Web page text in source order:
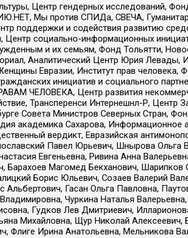
Центр гендерных исследований,
Мы против СПИДа, СВЕЧА,
поддержки и содействия развитию
Центр социально-информационных
и их семьям, Фонд Тольятти,
Аналитический Центр Юрия Левады,
Евразии, Институт прав человека,
инициатив и социального
ЧЕЛОВЕКА, Центр развития
Трансперенси Интернешнл-Р, Центр
Совета Министров Северных Стран,
академика Сахарова, Информационное
вердикт, Евразийская
Павел Юрьевич, Шнырова Ольга
Евгеньевна, Ривина Анна
Барахоев Магомед Бекханович, Шарипков
Борис Юльевич, Созаев Валерий
Гасан Ольга Павловна,
Чуркина Наталья
Гудков Лев Дмитриевич,
Михайловна, Щур Николай Алексеевич,
Флиге Ирина Анатольевна, Мельникова